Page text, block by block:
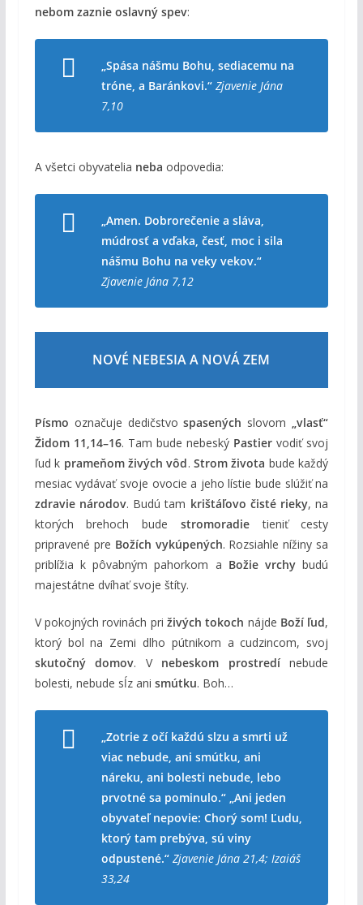
nebom zaznie oslavný spev:
„Spása nášmu Bohu, sediacemu na
tróne, a Baránkovi.“ Zjavenie Jána
7,10
A všetci obyvatelia neba odpovedia:
„Amen. Dobrorečenie a sláva,
múdrosť a vďaka, česť, moc i sila
nášmu Bohu na veky vekov.“
Zjavenie Jána 7,12
NOVÉ NEBESIA A NOVÁ ZEM
Písmo označuje dedičstvospasených slovom
„vlasť“
Židom 11,14–16. Tam bude nebeský Pastier vodiť svoj
ľud k prameňom živých vôd. Strom života bude každý
mesiac vydávať svoje ovocie a jeho lístie bude slúžiť na
zdravie národov. Budú tam krištáľovo čisté rieky, na
ktorých brehoch bude stromoradietieniť cesty
pripravené pre Božích vykúpených. Rozsiahle nížiny sa
priblížia k pôvabným pahorkom a Božie vrchy budú
majestátne dvíhať svoje štíty.
V pokojných rovinách pri živých tokoch nájde Boží ľud,
ktorý bol na Zemi dlho pútnikom a cudzincom, svoj
skutočný domov. V nebeskom prostredínebude
bolesti, nebude sĺz ani smútku. Boh…
„Zotrie z očí každú slzu a smrti už
viac nebude, ani smútku, ani
náreku, ani bolesti nebude, lebo
prvotné sa pominulo.“ „Ani jeden
obyvateľ nepovie: Chorý som! Ľudu,
ktorý tam prebýva, sú viny
odpustené.“ Zjavenie Jána 21,4; Izaiáš
33,24